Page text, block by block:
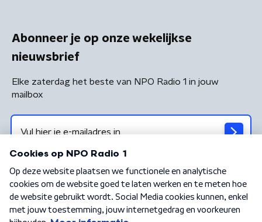
Abonneer je op onze wekelijkse
nieuwsbrief
Elke zaterdag het beste van NPO Radio 1 in jouw
mailbox
Algemene voorwaarden